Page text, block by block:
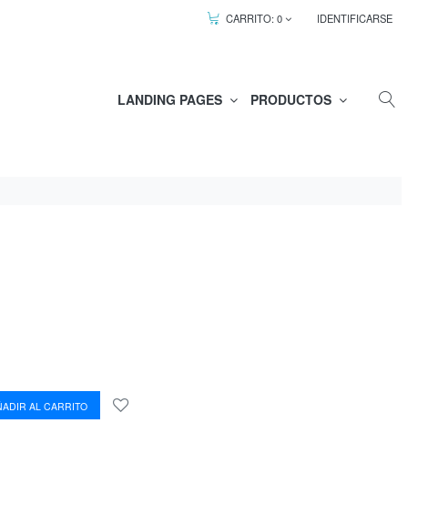
CARRITO:0 IDENTIFICARSE
LANDING PAGES PRODUCTOS
AL CARRITO